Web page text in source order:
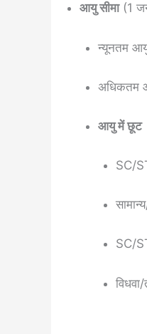
आयु सीमा(1
न्यूनतम
अधिकतम
आयु में छूट
SC/
SC/